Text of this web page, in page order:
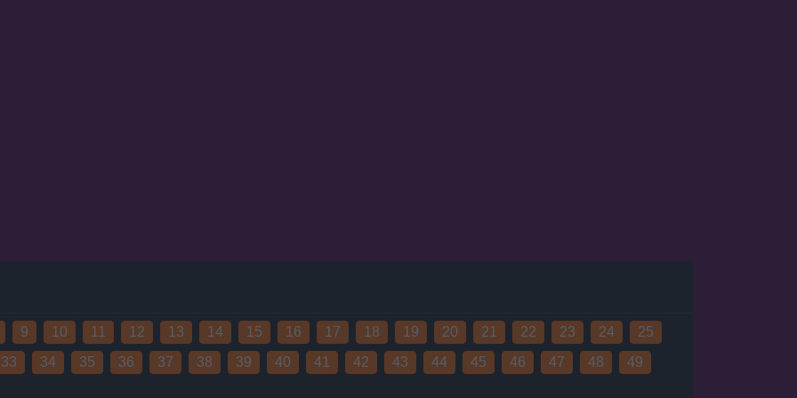
9 10 11 12 13 14 15 16 17 18 19 20 21 22 23 24
25
33 34 35 36 37 38 39 40 41 42 43 44 45 46 47 48
49